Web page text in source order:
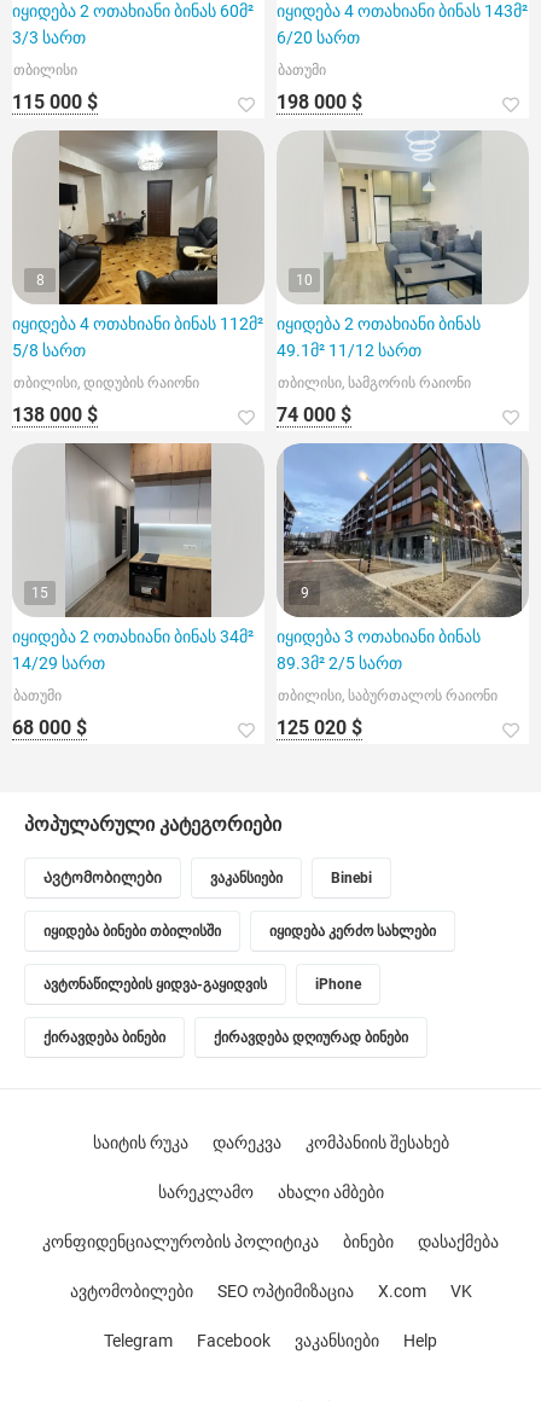
იყიდება 2 ოთახიანი ბინას 60მ²
3/3 სართ
თბილისი
115 000 $
იყიდება 4 ოთახიანი ბინას 143მ²
6/20 სართ
ბათუმი
198 000 $
8
იყიდება 4 ოთახიანი ბინას 112მ²
5/8 სართ
თბილისი, დიდუბის რაიონი
138 000 $
10
იყიდება 2 ოთახიანი ბინას
49.1მ² 11/12 სართ
თბილისი, სამგორის რაიონი
74 000 $
15
იყიდება 2 ოთახიანი ბინას 34მ²
14/29 სართ
ბათუმი
68 000 $
9
იყიდება 3 ოთახიანი ბინას
89.3მ² 2/5 სართ
თბილისი, საბურთალოს რაიონი
125 020 $
პოპულარული კატეგორიები
Ავტომობილები ვაკანსიები Binebi
იყიდება ბინები თბილისში იყიდება კერძო სახლები
ავტონაწილების ყიდვა-გაყიდვის iPhone
ქირავდება ბინები ქირავდება დღიურად ბინები
საიტის რუკა დარეკვა კომპანიის შესახებ
სარეკლამო ახალი ამბები
კონფიდენციალურობის პოლიტიკა ბინები დასაქმება
ავტომობილები SEO ოპტიმიზაცია X.com VK
Telegram Facebook ვაკანსიები Help